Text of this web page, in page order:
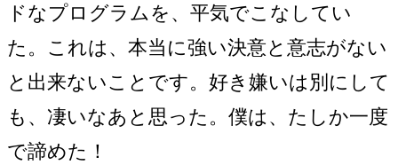
ドなプログラムを、平気でこなしてい
た。これは、本当に強い決意と意志がない
と出来ないことです。好き嫌いは別にして
も、凄いなあと思った。僕は、たしか一度
で諦めた！